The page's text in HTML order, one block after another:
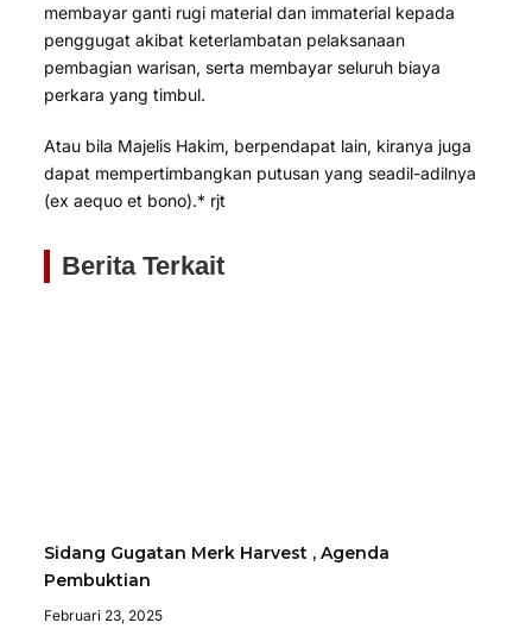
membayar ganti rugi material dan immaterial kepada
penggugat akibat keterlambatan pelaksanaan
pembagian warisan, serta membayar seluruh biaya
perkara yang timbul.
Atau bila Majelis Hakim, berpendapat lain, kiranya juga
dapat mempertimbangkan putusan yang seadil-adilnya
(ex aequo et bono).* rjt
Berita Terkait
Sidang Gugatan Merk Harvest , Agenda
Pembuktian
Februari 23, 2025